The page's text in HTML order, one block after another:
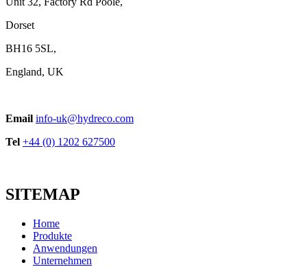
Dorset
BH16 5SL,
England, UK
Email info-uk@hydreco.com
Tel +44 (0) 1202 627500
SITEMAP
Home
Produkte
Anwendungen
Unternehmen